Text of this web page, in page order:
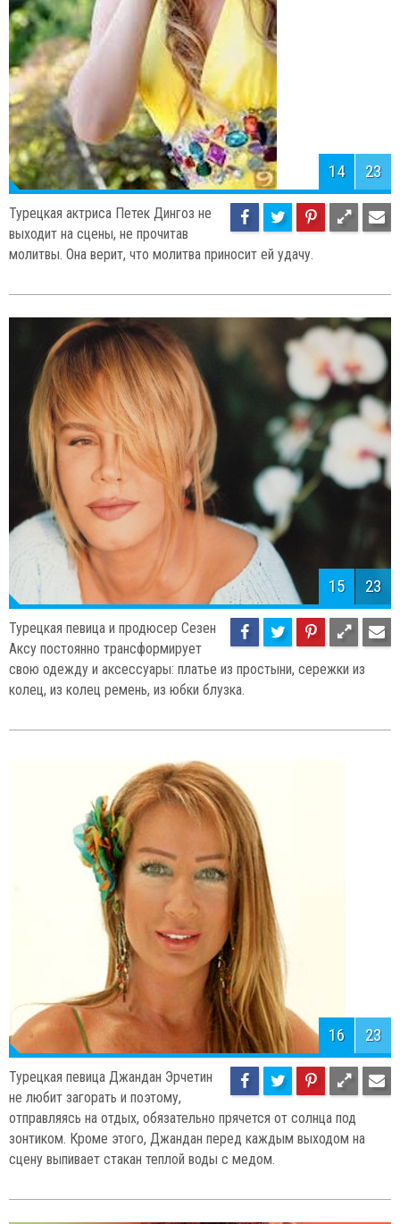
14 23
Турецкая актриса Петек Дингоз не
выходит на сцены, не прочитав
молитвы. Она верит, что молитва приносит ей удачу.
15 23
Турецкая певица и продюсер Сезен
Аксу постоянно трансформирует
свою одежду и аксессуары: платье из простыни, сережки из
колец, из колец ремень, из юбки блузка.
16 23
Турецкая певица Джандан Эрчетин
не любит загорать и поэтому,
отправляясь на отдых, обязательно прячется от солнца под
зонтиком. Кроме этого, Джандан перед каждым выходом на
сцену выпивает стакан теплой воды с медом.